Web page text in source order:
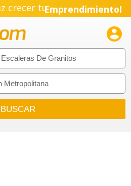
crecer tuEmprendimiento!
